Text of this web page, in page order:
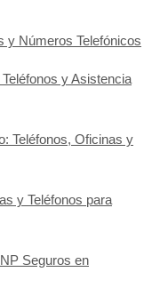
y Números Telefónicos
y Asistencia
Teléfonos, Oficinas y
y Teléfonos para
Seguros en